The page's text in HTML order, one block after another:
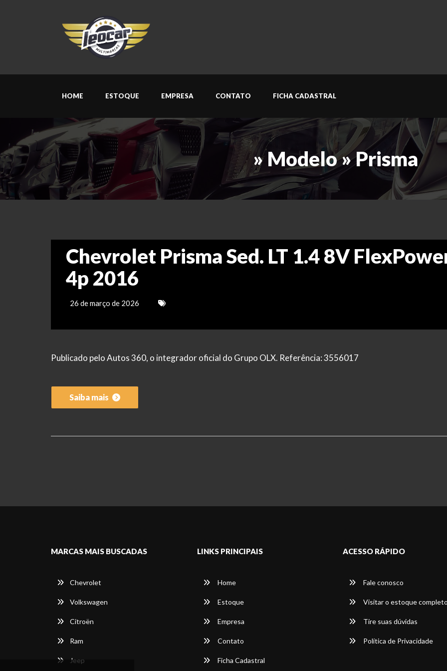
HOME ESTOQUE EMPRESA CONTATO FICHA CADASTRAL
» Modelo » Prisma
Chevrolet Prisma Sed. LT 1.4 8V
4p 2016
26 de março de 2026
Publicado pelo Autos 360, o integrador oficial do Grupo OLX. Referência: 3556017
Saiba mais
MARCAS MAIS BUSCADAS
Chevrolet
Volkswagen
Citroën
Ram
Jeep
LINKS PRINCIPAIS
Home
Estoque
Empresa
Contato
Ficha Cadastral
ACESSO RÁPIDO
Fale conosco
Visitar o estoque
Tire suas dúvidas
Política de Privacidade